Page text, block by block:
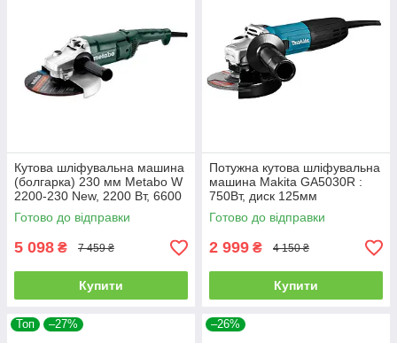
Кутова шліфувальна машина
(болгарка) 230 мм Metabo W
2200-230 New, 2200 Вт, 6600
об/мин, диск 230 мм
Готово до відправки
5 098 ₴ 7 459 ₴
Купити
Потужна кутова шліфувальна
машина Makita GA5030R :
750Вт, диск 125мм
Готово до відправки
2 999 ₴ 4 150 ₴
Купити
Топ –27% –26%